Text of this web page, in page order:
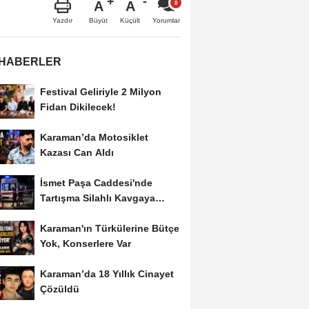
Yazdır
A
Büyüt
A
Küçült Yorumlar
Festival Geliriyle 2 Milyon
Fidan Dikilecek!
Karaman’da Motosiklet
Kazası Can Aldı
İsmet Paşa Caddesi'nde
Tartışma Silahlı Kavgaya
Karaman'ın Türkülerine Bütçe
Yok, Konserlere Var
Karaman’da 18 Yıllık Cinayet
Çözüldü